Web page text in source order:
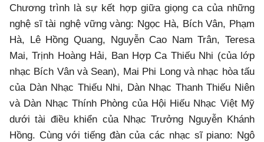
Chương trình là sự kết hợp giữa giọng ca của những
nghệ sĩ tài nghệ vững vàng: Ngọc Hà, Bích Vân, Phạm
Hà, Lê Hồng Quang, Nguyễn Cao Nam Trân, Teresa
Mai, Trịnh Hoàng Hải, Ban Hợp Ca Thiếu Nhi (của lớp
nhạc Bích Vân và Sean), Mai Phi Long và nhạc hòa tấu
của Dàn Nhạc Thiếu Nhi, Dàn Nhạc Thanh Thiếu Niên
và Dàn Nhạc Thính Phòng của Hội Hiếu Nhạc Việt Mỹ
dưới tài điều khiển của Nhạc Trưởng Nguyễn Khánh
Hồng. Cùng với tiếng đàn của các nhạc sĩ piano: Ngô